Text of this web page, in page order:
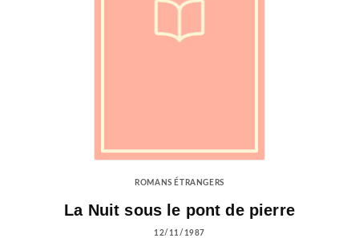
ROMANS ÉTRANGERS
La Nuit sous le pont de pierre
12/11/1987